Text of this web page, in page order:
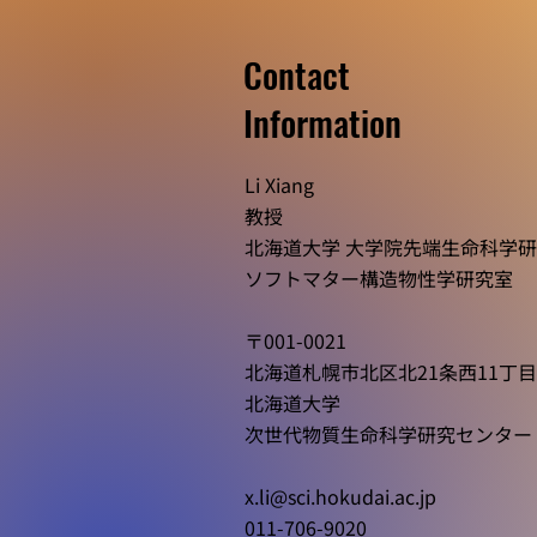
水本さん(M1)と印東さん(M1)
がInternational
Symposium on Polymer
Physicsにてポスター賞を受
賞
Contact
​Information
Li Xiang
教授
北海道大学 大学院先端生命科学
​ソフトマター構造物性学研究室
〒001-0021
北海道札幌市北区北21条西11丁目
北海道大学
次世代物質生命科学研究センター
x.li@sci.hokudai.ac.jp
011-706-9020